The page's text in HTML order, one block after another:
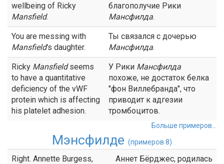
wellbeing of Ricky
Mansfield.
благополучие Рики
Мансфилда.
You are messing with
Mansfield's daughter.
Ты связался с дочерью
Мансфилда.
Ricky Mansfieldseems
to have a quantitative
deficiency of the vWF
protein which is affecting
his platelet adhesion.
У Рики Мансфилда
похоже, не достаток белка
"фон Виллебранда", что
приводит к адгезии
тромбоцитов.
Больше примеров...
Мэнсфилде (примеров 8)
Right. Annette Burgess,
Аннет Бёрджес, родилась